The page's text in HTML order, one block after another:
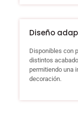
Diseño
Disponibles con
distintos
permitiendo una
decoración.